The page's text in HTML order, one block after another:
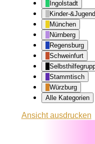
Ingolstadt
Kinder-&Jugend
München
Nürnberg
Regensburg
Schweinfurt
Stammtisch
Würzburg
Alle Kategorien
Ansichtausdrucken